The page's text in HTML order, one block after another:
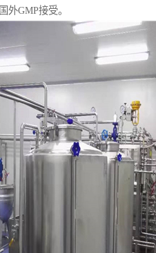
外GMP接受。